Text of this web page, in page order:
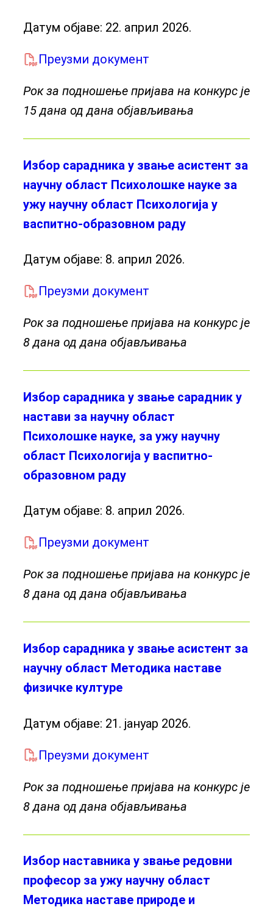
Датум објаве: 22. април 2026.
Преузми документ
Рок за подношење пријава на конкурс је
15 дана од дана објављивања
Избор сарадника у звање асистент за
научну област Психолошке науке за
ужу научну област Психологија у
васпитно-образовном раду
Датум објаве: 8. април 2026.
Преузми документ
Рок за подношење пријава на конкурс је
8 дана од дана објављивања
Избор сарадника у звање сарадник у
настави за научну област
Психолошке науке, за ужу научну
област Психологија у васпитно-
образовном раду
Датум објаве: 8. април 2026.
Преузми документ
Рок за подношење пријава на конкурс је
8 дана од дана објављивања
Избор сарадника у звање асистент за
научну област Методика наставе
физичке културе
Датум објаве: 21. јануар 2026.
Преузми документ
Рок за подношење пријава на конкурс је
8 дана од дана објављивања
Избор наставника у звање редовни
професор за ужу научну област
Методика наставе природе и